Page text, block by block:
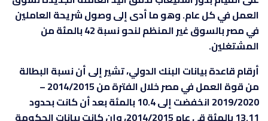
العمل في كل عام. وهو ما أدى إلى وصول شريحة العاملين
في مصر بالسوق غير المنظم لنحو نسبة 42 بالمئة من
المشتغلين.
أرقام قاعدة بيانات البنك الدولي، تشير إلى أن نسبة البطالة
من قوة العمل في مصر خلال الفترة من 2014/2015 –
2019/2020 انخفضت إلى 10.4 بالمئة بعد أن كانت بحدود
13.11 بالمئة قي عام 2014/2015، وإن كانت بيانات الحكومة